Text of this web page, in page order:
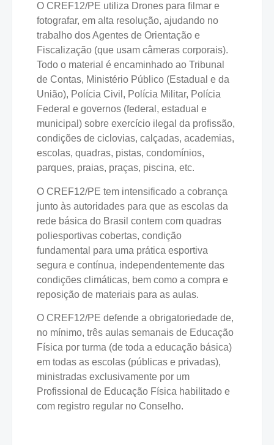
O CREF12/PE utiliza Drones para filmar e
fotografar, em alta resolução, ajudando no
trabalho dos Agentes de Orientação e
Fiscalização (que usam câmeras corporais).
Todo o material é encaminhado ao Tribunal
de Contas, Ministério Público (Estadual e da
União), Polícia Civil, Polícia Militar, Polícia
Federal e governos (federal, estadual e
municipal) sobre exercício ilegal da profissão,
condições de ciclovias, calçadas, academias,
escolas, quadras, pistas, condomínios,
parques, praias, praças, piscina, etc.
O CREF12/PE tem intensificado a cobrança
junto às autoridades para que as escolas da
rede básica do Brasil contem com quadras
poliesportivas cobertas, condição
fundamental para uma prática esportiva
segura e contínua, independentemente das
condições climáticas, bem como a compra e
reposição de materiais para as aulas.
O CREF12/PE defende a obrigatoriedade de,
no mínimo, três aulas semanais de Educação
Física por turma (de toda a educação básica)
em todas as escolas (públicas e privadas),
ministradas exclusivamente por um
Profissional de Educação Física habilitado e
com registro regular no Conselho.